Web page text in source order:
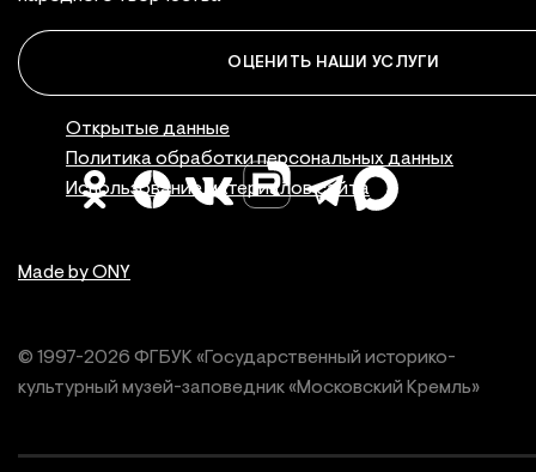
ОЦЕНИТЬ НАШИ УСЛУГИ
Made by ONY
© 1997-2026 ФГБУК «Государственный историко-
культурный музей-заповедник «Московский Кремль»
Правовая
Открытые данные
Политика обработки персональных данных
Использование материалов сайта